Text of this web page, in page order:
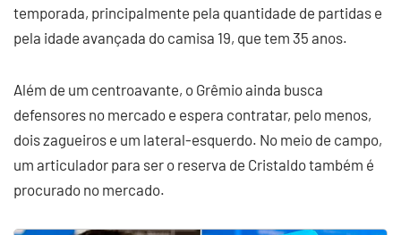
temporada, principalmente pela quantidade de partidas e
pela idade avançada do camisa 19, que tem 35 anos.
Além de um centroavante, o Grêmio ainda busca
defensores no mercado e espera contratar, pelo menos,
dois zagueiros e um lateral-esquerdo. No meio de campo,
um articulador para ser o reserva de Cristaldo também é
procurado no mercado.